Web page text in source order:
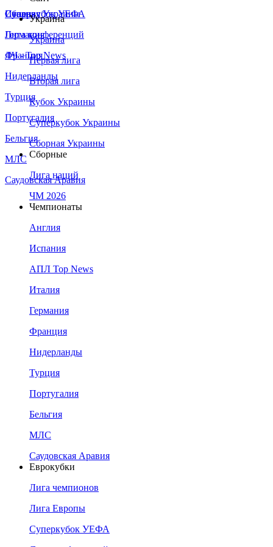
Сборная Украины
Италия
Германия
Франция
Нидерланды
Турция
Португалия
Бельгия
МЛС
Саудовская Аравия
Суперкубок УЕФА
Лига конференций
ЛЧ - Top News
Украина
Украина
Первая лига
Вторая лига
Кубок Украины
Суперкубок Украины
Сборная Украины
Сборные
Лига наций
ЧМ 2026
Чемпионаты
Англия
Испания
АПЛ Top News
Италия
Германия
Франция
Нидерланды
Турция
Португалия
Бельгия
МЛС
Саудовская Аравия
Еврокубки
Лига чемпионов
Лига Европы
Суперкубок УЕФА